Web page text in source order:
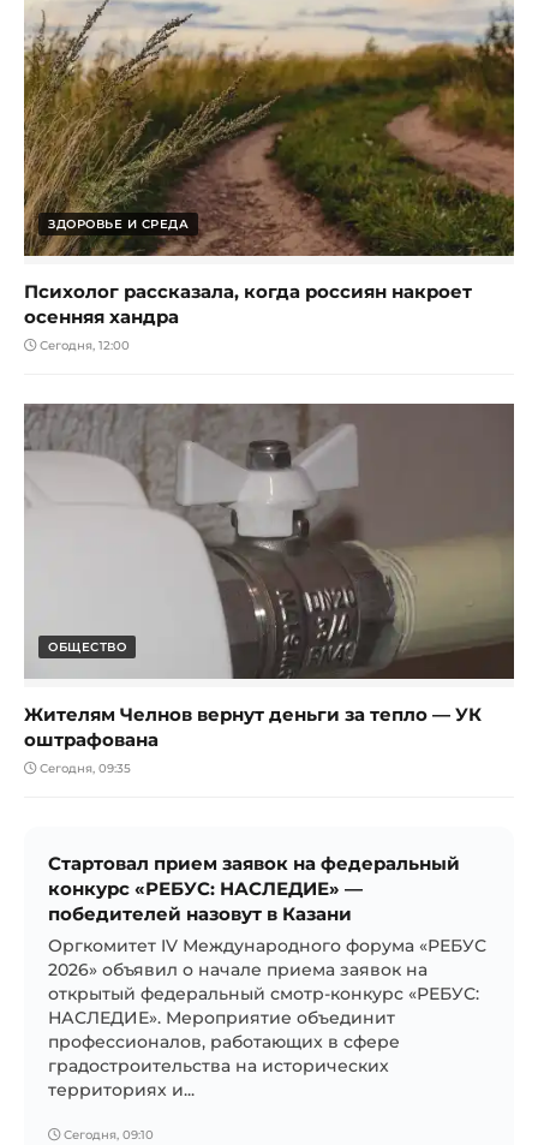
ЗДОРОВЬЕ И СРЕДА
Психолог рассказала, когда россиян накроет
осенняя хандра
Сегодня, 12:00
ОБЩЕСТВО
Жителям Челнов вернут деньги за тепло — УК
оштрафована
Сегодня, 09:35
Стартовал прием заявок на федеральный
конкурс «РЕБУС: НАСЛЕДИЕ» —
победителей назовут в Казани
Оргкомитет IV Международного форума «РЕБУС
2026» объявил о начале приема заявок на
открытый федеральный смотр-конкурс «РЕБУС:
НАСЛЕДИЕ». Мероприятие объединит
профессионалов, работающих в сфере
градостроительства на исторических
территориях и...
Сегодня, 09:10